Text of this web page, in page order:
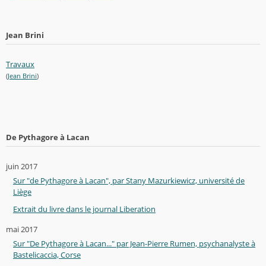
Jean Brini
Travaux
(Jean Brini)
De Pythagore à Lacan
juin 2017
Sur "de Pythagore à Lacan", par Stany Mazurkiewicz, université de
Liège
Extrait du livre dans le journal Liberation
mai 2017
Sur "De Pythagore à Lacan..." par Jean-Pierre Rumen, psychanalyste à
Bastelicaccia, Corse